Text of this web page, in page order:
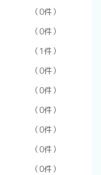
（0件）
（0件）
（1件）
（0件）
（0件）
（0件）
（0件）
（0件）
（0件）